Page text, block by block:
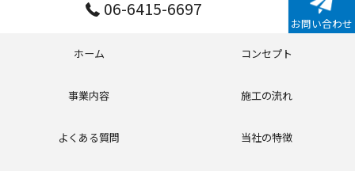
06-6415-6697
お問い合わせ
ホーム コンセプト
事業内容 施工の流れ
よくある質問 当社の特徴